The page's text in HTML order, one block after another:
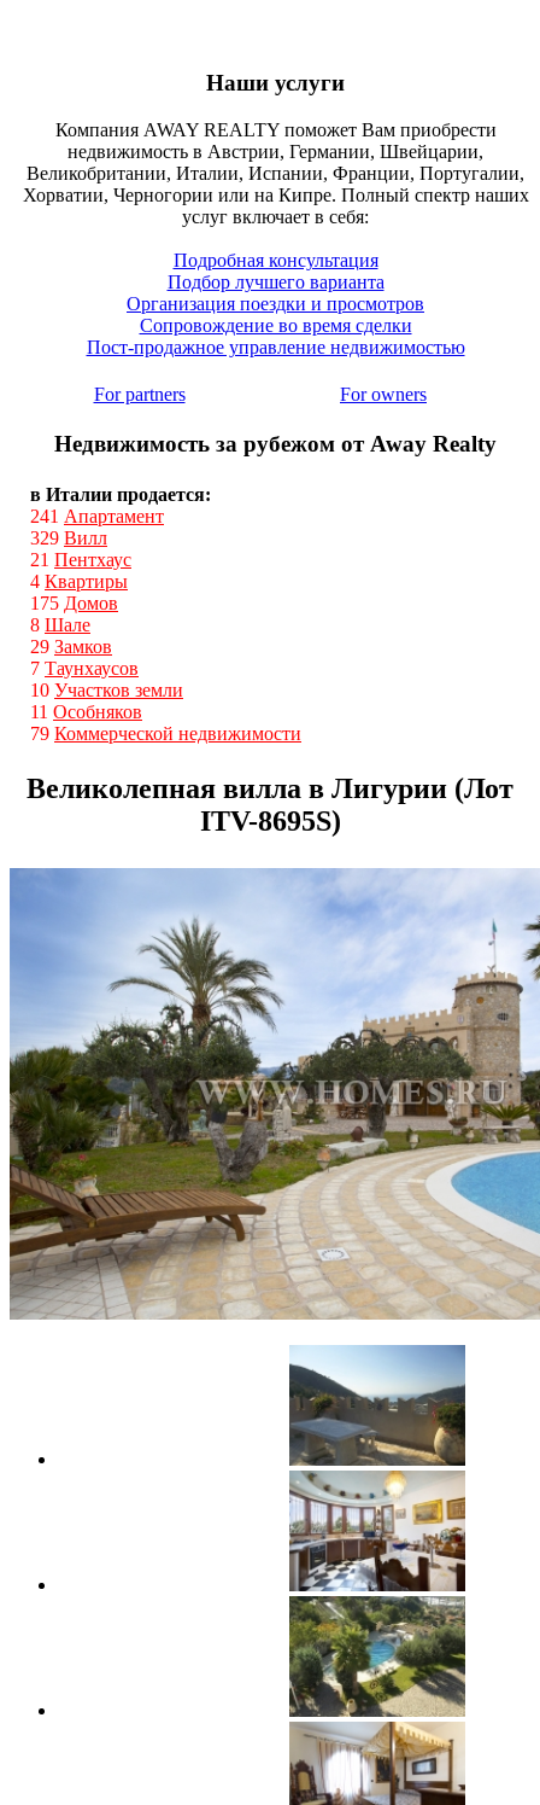
Наши услуги
Компания AWAY REALTY поможет Вам приобрести
недвижимость в Австрии, Германии, Швейцарии,
Великобритании, Италии, Испании, Франции, Португалии,
Хорватии, Черногории или на Кипре. Полный спектр наших
услуг включает в себя:
Подробная консультация
Подбор лучшего варианта
Организация поездки и просмотров
Сопровождение во время сделки
Пост-продажное управление недвижимостью
For partners For owners
Недвижимость за рубежом от Away Realty
в Италии продается:
241 Апартамент
329 Вилл
21 Пентхаус
4 Квартиры
175 Домов
8 Шале
29 Замков
7 Таунхаусов
10 Участков земли
11 Особняков
79 Коммерческой недвижимости
Великолепная вилла в Лигурии (Лот
ITV-8695S)